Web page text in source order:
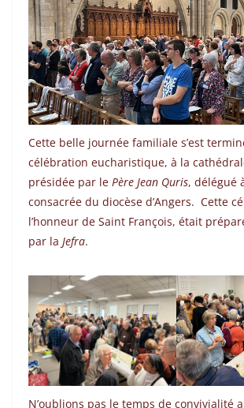
Cette belle journée familiale s’est
célébration eucharistique, à la
présidée par le Père Jean Quris, délégué
consacrée du diocèse d’Angers. Cette
l’honneur de Saint François, était
par la Jefra.
N’oublions pas le temps de convivialité